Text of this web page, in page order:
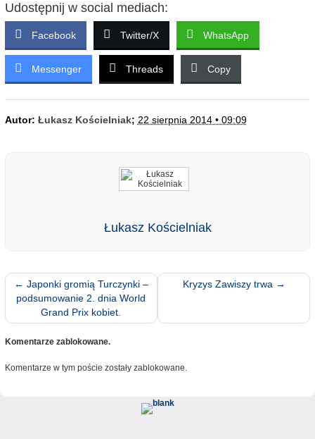
Udostępnij w social mediach:
Facebook Twitter/X WhatsApp
Messenger Threads Copy
Autor: Łukasz Kościelniak; 22 sierpnia 2014 • 09:09
Łukasz Kościelniak
← Japonki gromią Turczynki –
podsumowanie 2. dnia World
Grand Prix kobiet.
Kryzys Zawiszy trwa →
Komentarze zablokowane.
Komentarze w tym poście zostały zablokowane.